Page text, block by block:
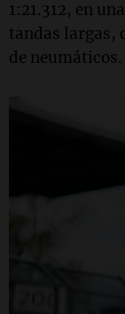
1:21.312, en
tandas largas,
de neumáticos.